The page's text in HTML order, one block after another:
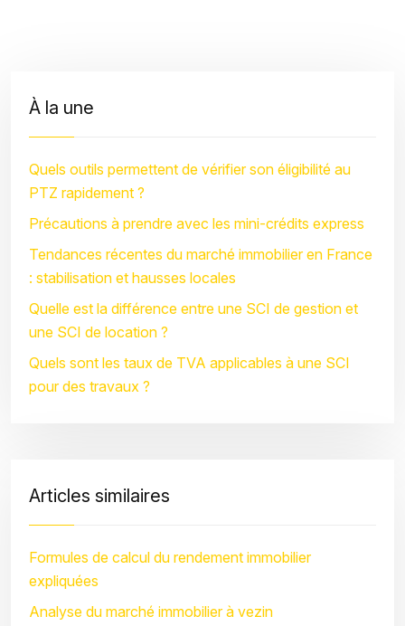
À la une
Quels outils permettent de vérifier son éligibilité au
PTZ rapidement ?
Précautions à prendre avec les mini-crédits express
Tendances récentes du marché immobilier en France
: stabilisation et hausses locales
Quelle est la différence entre une SCI de gestion et
une SCI de location ?
Quels sont les taux de TVA applicables à une SCI
pour des travaux ?
Articles similaires
Formules de calcul du rendement immobilier
expliquées
Analyse du marché immobilier à vezin